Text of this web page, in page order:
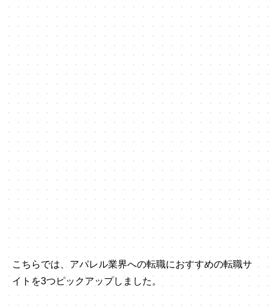
こちらでは、アパレル業界への転職におすすめの転職サ
イトを3つピックアップしました。